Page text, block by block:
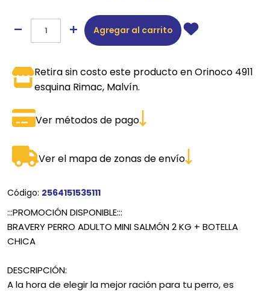
Agregar al carrito
Retira sin costo este producto en Orinoco 4911
esquina Rimac, Malvín.
Ver métodos de pago
Ver el mapa de zonas de envío
Código: 2564151535111
:::PROMOCIÓN DISPONIBLE:::
BRAVERY PERRO ADULTO MINI SALMÓN 2 KG + BOTELLA
CHICA
DESCRIPCIÓN:
A la hora de elegir la mejor ración para tu perro, es